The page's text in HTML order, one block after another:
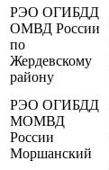
РЭО ОГИБДД
ОМВД России
по
Жердевскому
району
РЭО ОГИБДД
МОМВД
России
Моршанский